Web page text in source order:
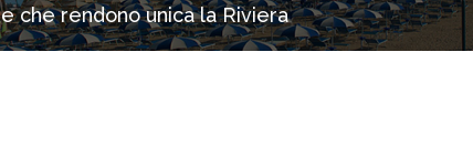
che rendono unica la Riviera